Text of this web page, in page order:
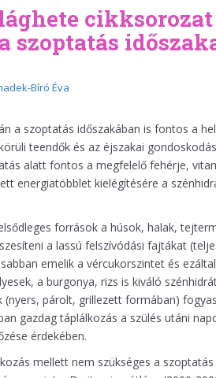
cikksorozat
szoptatás
Bíró Éva
a szoptatás időszakában is fontos a
teendők és az éjszakai
alatt fontos a megfelelő fehérje,
energiatöbblet kielégítésére a
források a húsok, halak,
a lassú felszívódási fajtákat
emelik a vércukorszintet és
a burgonya, rizs is kiváló
(nyers, párolt, grillezett formában)
gazdag táplálkozás a szülés utáni
érdekében.
mellett nem szükséges a